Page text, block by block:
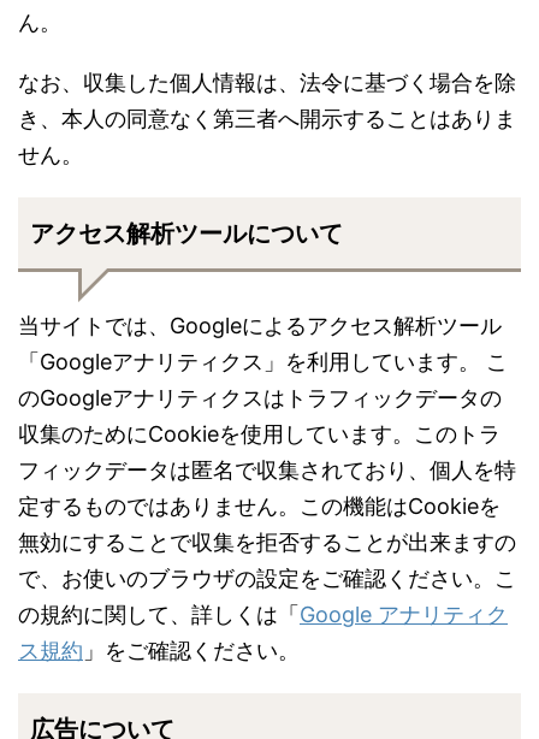
ん。
なお、収集した個人情報は、法令に基づく場合を除
き、本人の同意なく第三者へ開示することはありま
せん。
アクセス解析ツールについて
当サイトでは、Googleによるアクセス解析ツール
「Googleアナリティクス」を利用しています。 こ
のGoogleアナリティクスはトラフィックデータの
収集のためにCookieを使用しています。このトラ
フィックデータは匿名で収集されており、個人を特
定するものではありません。この機能はCookieを
無効にすることで収集を拒否することが出来ますの
で、お使いのブラウザの設定をご確認ください。こ
の規約に関して、詳しくは「 Google アナリティク
ス規約 」をご確認ください。
広告について